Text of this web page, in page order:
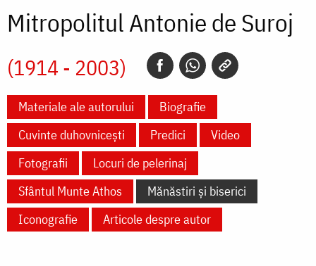
Mitropolitul Antonie de Suroj
(1914 - 2003)
Materiale ale autorului
Biografie
Cuvinte duhovnicești
Predici
Video
Fotografii
Locuri de pelerinaj
Sfântul Munte Athos
Mănăstiri și biserici
Iconografie
Articole despre autor